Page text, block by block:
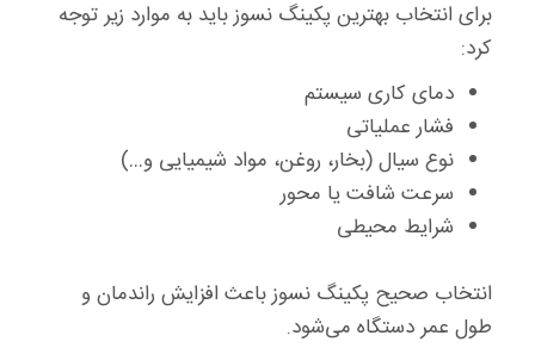
برای انتخاب بهترین پکینگ نسوز باید به موارد زیر توجه
کرد:
دمای کاری سیستم
فشار عملیاتی
نوع سیال (بخار، روغن، مواد شیمیایی و…)
سرعت شافت یا محور
شرایط محیطی
انتخاب صحیح پکینگ نسوز باعث افزایش راندمان و
طول عمر دستگاه می‌شود.